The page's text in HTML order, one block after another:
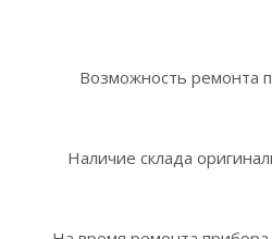
Возможность ремонта
Наличие склада